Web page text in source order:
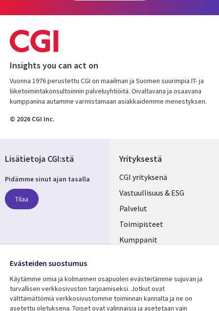
Insights you can act on
Vuonna 1976 perustettu CGI on maailman ja Suomen suurimpia IT- ja
liiketoimintakonsultoinnin palveluyhtiöitä. Oivaltavana ja osaavana
kumppanina autamme varmistamaan asiakkaidemme menestyksen.
© 2026 CGI Inc.
Yrityksestä
Useful
links
FINLAND
CGI yrityksenä
Vastuullisuus & ESG
Palvelut
Toimipisteet
Kumppanit
Lisätietoja CGI:stä
Pidämme sinut ajan tasalla
Tilaa
Media
FINLAND
Evästeiden suostumus
Käytämme omia ja kolmannen osapuolen evästeitämme sujuvan ja
turvallisen verkkosivuston tarjoamiseksi. Jotkut ovat
välttämättömiä verkkosivustomme toiminnan kannalta ja ne on
asetettu oletuksena. Toiset ovat valinnaisia ​​ja asetetaan vain